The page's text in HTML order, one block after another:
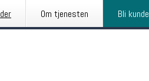
Om tjenesten Bli kunde